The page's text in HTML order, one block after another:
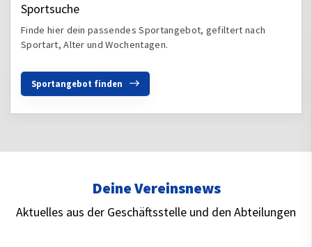
Sportsuche
Finde hier dein passendes Sportangebot, gefiltert nach
Sportart, Alter und Wochentagen.
Sportangebot finden
Deine Vereinsnews
Aktuelles aus der Geschäftsstelle und den Abteilungen